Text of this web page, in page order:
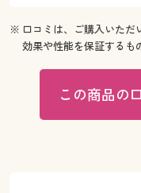
※ 口コミは、ご購入いただ
効果や性能を保証するも
この商品の